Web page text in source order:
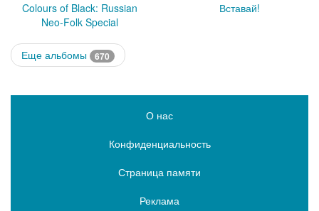
Colours of Black: Russian
Neo-Folk Special
Вставай!
Еще альбомы 670
О нас
Конфиденциальность
Страница памяти
Реклама